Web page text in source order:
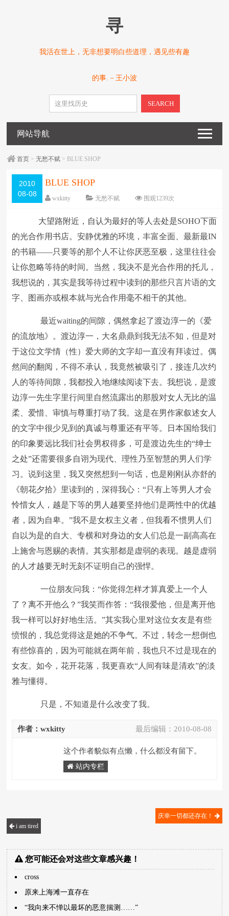
寻
我活在世上，无非想要明白些道理，遇见些有趣
的事.－王小波
SEARCH
网站导航
首页 >无愁不赋 > BLUE SHOP
2010
08-08
BLUE SHOP
wxkitty 无愁不赋 围观1239次
字体：大 中 小
大望路附近，自认为最好的等人去处是SOHO下面
的光合作用书店。安静优雅的环境，丰富全面、最新最IN
的书籍——只要等的那个人不让你厌恶至极，这里往往会
让你忽略等待的时间。当然，我决不是光合作用的托儿，
我想说的，其实是我等待过程中读到的那些只言片语的文
字、图画亦或根本就与光合作用毫不相干的其他。
最近waiting的间隙，偶然拿起了渡边淳一的《爱
的流放地》。渡边淳一，大名鼎鼎到我无法不知，但是对
于这位文学情（性）爱大师的文字却一直没有拜读过。偶
然间的翻阅，不得不承认，我竟然被吸引了，接连几次约
人的等待间隙，我都投入地继续阅读下去。我想说，是渡
边淳一先生字里行间里自然流露出的那股对女人无比的温
柔、爱惜、审慎与尊重打动了我。这是在男作家叙述女人
的文字中很少见到的真诚与尊重还有平等。日本国给我们
的印象要远比我们社会男权得多，可是渡边先生的“绅士
之处”还需要很多自诩为现代、理性乃至智慧的男人们学
习。说到这里，我又突然想到一句话，也是刚刚从亦舒的
《朝花夕拾》里读到的，深得我心：“只有上等男人才会
怜惜女人，越是下等的男人越要坚持他们是两性中的优越
者，因为自卑。”我不是女权主义者，但我看不惯男人们
自以为是的自大、专横和对身边的女人们总是一副高高在
上施舍与恩赐的表情。其实那都是虚弱的表现。越是虚弱
的人才越要无时无刻不证明自己的强悍。
一位朋友问我：“你觉得怎样才算真爱上一个人
了？离不开他么？”我笑而作答：“我很爱他，但是离开他
我一样可以好好地生活。”其实我心里对这位女友是有些
愤恨的，我总觉得这是她的不争气。不过，转念一想倒也
有些惊喜的，因为可能就在两年前，我也只不过是现在的
女友。如今，花开花落，我更喜欢“人间有味是清欢”的淡
雅与懂得。
只是，不知道是什么改变了我。
最后编辑： 2010-08-08
作者：wxkitty
这个作者貌似有点懒，什么都没有留下。
站内专栏
i am tired
庆幸一切都还存在！
您可能还会对这些文章感兴趣！
cross
原来上海滩一直存在
“我向来不惮以最坏的恶意揣测……”